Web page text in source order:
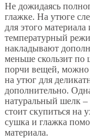
Не дожидаясь
глажке. На утюге
для этого
температурный
накладывают
меньше скользит по
порчи вещей, можно
на утюг для
дополнительно.
натуральный шелк –
стоит скупиться на
сушка и глажка
материала.